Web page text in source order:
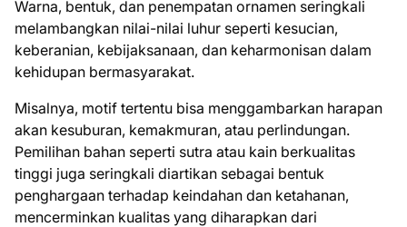
Warna, bentuk, dan penempatan ornamen seringkali
melambangkan nilai-nilai luhur seperti kesucian,
keberanian, kebijaksanaan, dan keharmonisan dalam
kehidupan bermasyarakat.
Misalnya, motif tertentu bisa menggambarkan harapan
akan kesuburan, kemakmuran, atau perlindungan.
Pemilihan bahan seperti sutra atau kain berkualitas
tinggi juga seringkali diartikan sebagai bentuk
penghargaan terhadap keindahan dan ketahanan,
mencerminkan kualitas yang diharapkan dari